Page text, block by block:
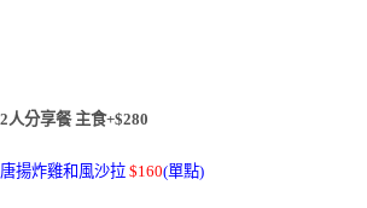
2人分享餐 主食+$280
唐揚炸雞和風沙拉 $160(單點)